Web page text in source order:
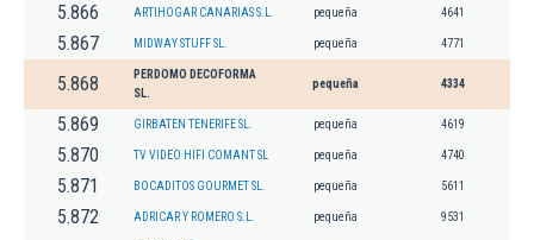
5.866 ARTIHOGAR CANARIAS S.L. pequeña 4641
5.867 MIDWAY STUFF SL. pequeña 4771
5.868
PERDOMO DECOFORMA
SL.
pequeña 4334
5.869 GIRBATEN TENERIFE SL. pequeña 4619
5.870 TV VIDEO HIFI COMANT SL pequeña 4740
5.871 BOCADITOS GOURMET SL. pequeña 5611
5.872 ADRICAR Y ROMERO S.L. pequeña 9531